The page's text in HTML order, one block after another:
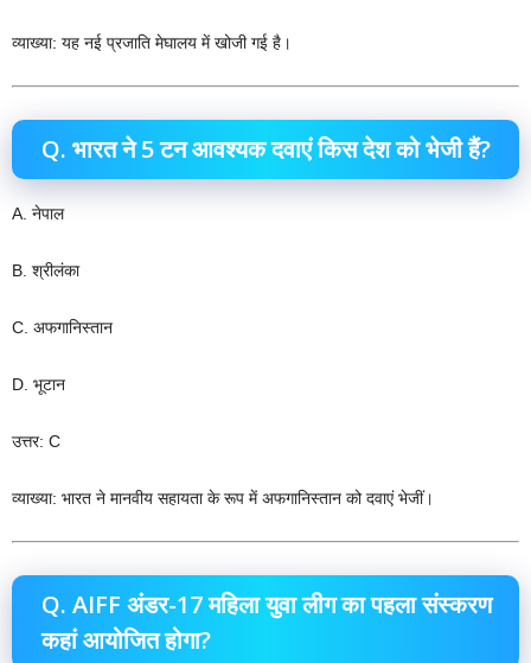
व्याख्या: यह नई प्रजाति मेघालय में खोजी गई है।
Q. भारत ने 5 टन आवश्यक दवाएं किस देश को भेजी हैं?
A. नेपाल
B. श्रीलंका
C. अफगानिस्तान
D. भूटान
उत्तर: C
व्याख्या: भारत ने मानवीय सहायता के रूप में अफगानिस्तान को दवाएं भेजीं।
Q. AIFF अंडर-17 महिला युवा लीग का पहला संस्करण
कहां आयोजित होगा?